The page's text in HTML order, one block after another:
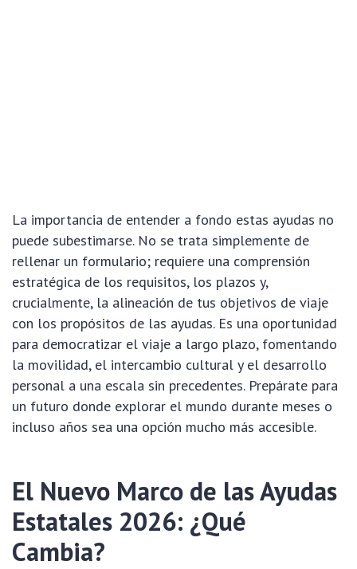
La importancia de entender a fondo estas ayudas no
puede subestimarse. No se trata simplemente de
rellenar un formulario; requiere una comprensión
estratégica de los requisitos, los plazos y,
crucialmente, la alineación de tus objetivos de viaje
con los propósitos de las ayudas. Es una oportunidad
para democratizar el viaje a largo plazo, fomentando
la movilidad, el intercambio cultural y el desarrollo
personal a una escala sin precedentes. Prepárate para
un futuro donde explorar el mundo durante meses o
incluso años sea una opción mucho más accesible.
El Nuevo Marco de las Ayudas
Estatales 2026: ¿Qué
Cambia?